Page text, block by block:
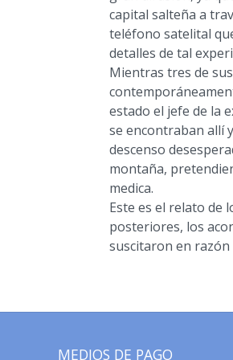
capital salteña a
teléfono satelital
detalles de tal
Mientras tres de
estado el jefe de la
se encontraban allí
descenso
montaña,
medica.
Este es el relato de
posteriores, los
suscitaron en razón
MEDIOS DE PAGO